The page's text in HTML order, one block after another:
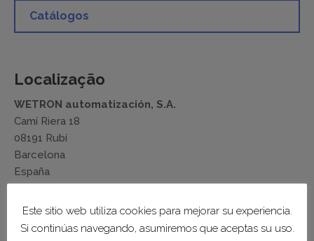
Catálogos
Localização
WETRON automatización, S.A.
Camí Riera 18
08191 Rubí
Barcelona
España
Este sitio web utiliza cookies para mejorar su experiencia.
Si continúas navegando, asumiremos que aceptas su uso.